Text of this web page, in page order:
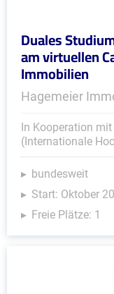
Duales
am virtuellen
Immobilien
Hagemeier
In Kooperation
(Internationale
bundesweit
Start: Oktober
Freie Plätze: 1